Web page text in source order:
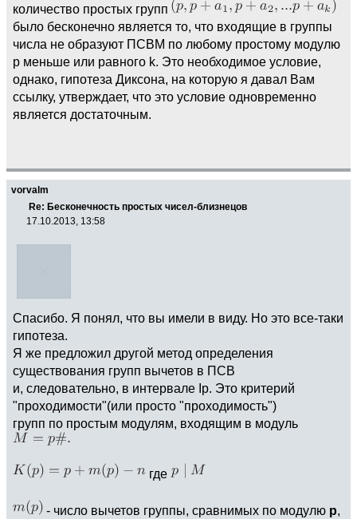
количество простых групп
было бесконечно является то, что входящие в группы
числа не образуют ПСВМ по любому простому модулю
p меньше или равного k. Это необходимое условие,
однако, гипотеза Диксона, на которую я давал Вам
ссылку, утверждает, что это условие одновременно
является достаточным.
vorvalm
Re: Бесконечность простых чисел-близнецов
17.10.2013, 13:58
Спасибо. Я понял, что вы имели в виду. Но это все-таки
гипотеза.
Я же предложил другой метод определения
существования групп вычетов в ПСВ
и, следовательно, в интервале Ip. Это критерий
"проходимости"(или просто "проходимость")
групп по простым модулям, входящим в модуль
где
- число вычетов группы, сравнимых по модулю р,